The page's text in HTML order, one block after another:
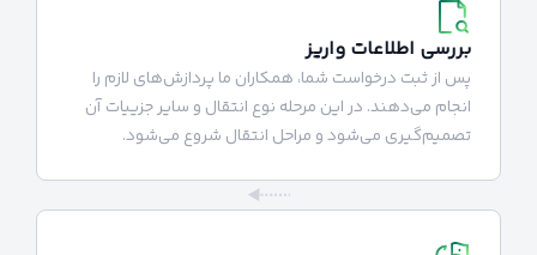
بررسی اطلاعات واریز
پس از ثبت درخواست شما، همکاران ما پردازش‌های لازم را
انجام می‌دهند. در این مرحله نوع انتقال و سایر جزییات آن
تصمیم‌گیری می‌شود و مراحل انتقال شروع می‌شود.